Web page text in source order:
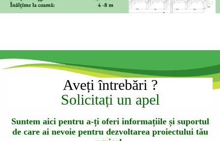
Aveți întrebări ?
Solicitați un apel
Suntem aici pentru a-ți oferi informațiile și suportul
de care ai nevoie pentru dezvoltarea proiectului tău